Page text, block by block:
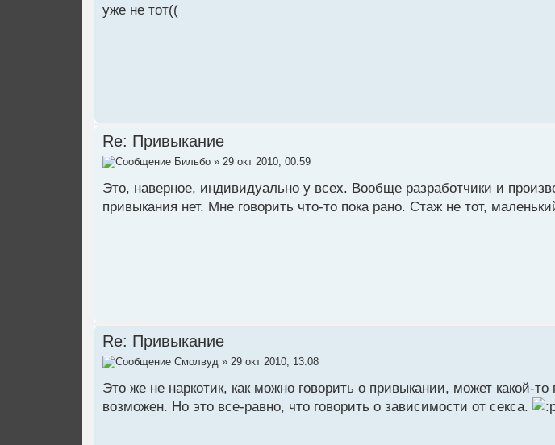
уже не тот((
Re: Привыкание
Бильбо » 29 окт 2010, 00:59
Это, наверное, индивидуально у всех. Вообще разработчики и
привыкания нет. Мне говорить что-то пока рано. Стаж не тот,
Re: Привыкание
Смолвуд » 29 окт 2010, 13:08
Это же не наркотик, как можно говорить о привыкании, может какой-
возможен. Но это все-равно, что говорить о зависимости от секса.